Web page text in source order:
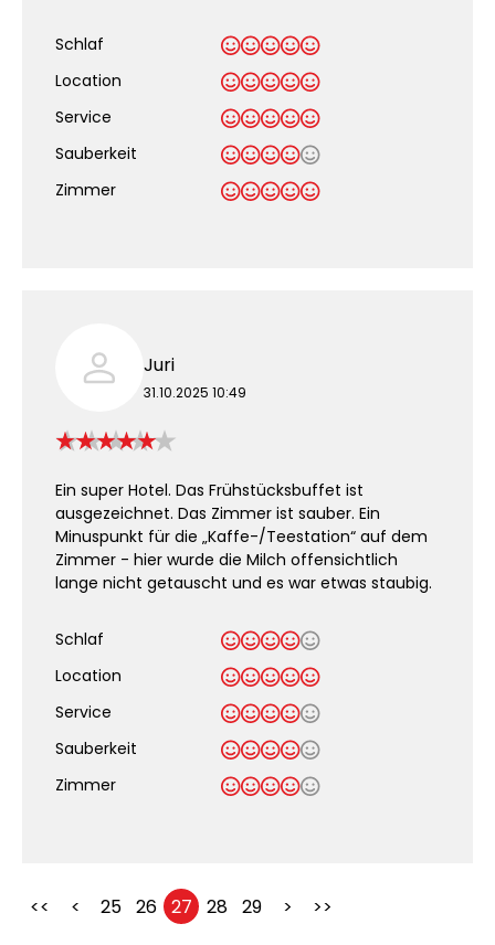
Schlaf
Location
Service
Sauberkeit
Zimmer
Juri
31.10.2025 10:49
Ein super Hotel. Das Frühstücksbuffet ist
ausgezeichnet. Das Zimmer ist sauber. Ein
Minuspunkt für die „Kaffe-/Teestation“ auf dem
Zimmer - hier wurde die Milch offensichtlich
lange nicht getauscht und es war etwas staubig.
Schlaf
Location
Service
Sauberkeit
Zimmer
<< < 25 26 27 28 29 > >>